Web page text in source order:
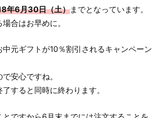
年6月30日（土）までとなっています。
合はお早めに。
元ギフトが10％割引されるキャンペーン
安心ですね。
すると同時に終わります。